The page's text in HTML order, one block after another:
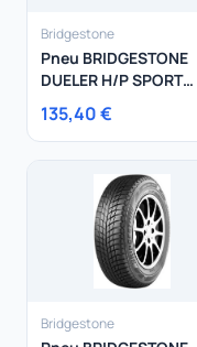
Bridgestone
Pneu BRIDGESTONE
DUELER H/P SPORT
255/60R18 108Y
135,40 €
Bridgestone